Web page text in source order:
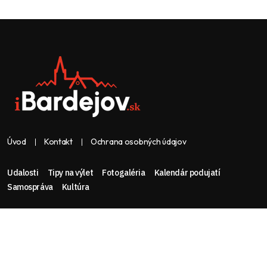
Úvod Kontakt Ochrana osobných údajov
Udalosti Tipy na výlet Fotogaléria
Kalendár podujatí
Samospráva
Kultúra